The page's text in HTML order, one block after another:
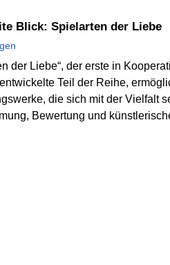
Blick: Spielarten der Liebe
der Liebe“, der erste in
Teil der Reihe,
die sich mit der Vielfalt
Bewertung und